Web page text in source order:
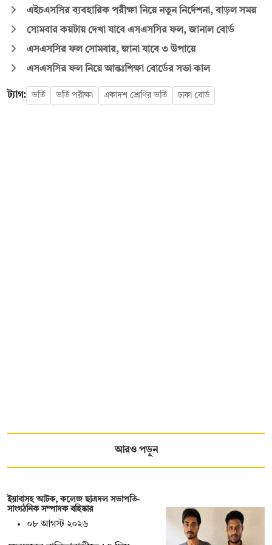
এইচএসসির ব্যবহারিক পরীক্ষা নিয়ে নতুন নির্দেশনা, বাড়ল সময়
সোমবার কয়টায় দেখা যাবে এসএসসির ফল, জানাল বোর্ড
এসএসসির ফল সোমবার, জানা যাবে ৩ উপায়ে
এসএসসির ফল নিয়ে আন্তঃশিক্ষা বোর্ডের সভা কাল
ট্যাগ: ভর্তি ভর্তি পরীক্ষা একাদশ শ্রেণির ভর্তি ঢাকা বোর্ড
আরও পড়ুন
ইয়াবাসহ আটক, কলেজ ছাত্রদল সভাপতি-
সাংগঠনিক সম্পাদক বহিষ্কার
০৮ আগস্ট ২০২৬